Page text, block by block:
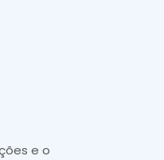
e o